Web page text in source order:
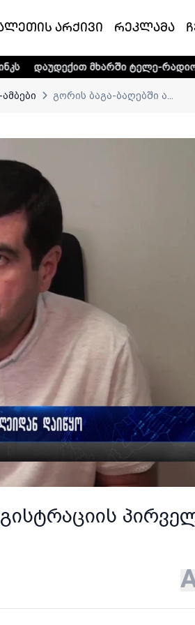
არქივი რეკლამა
მხარში ტელე-რადიო კომპანია
გორის ბაგა-ბაღებში ა...